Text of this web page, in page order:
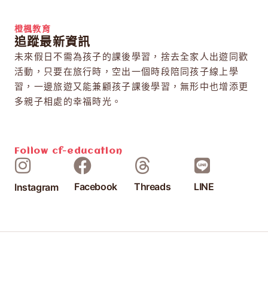
橙楓教育
追蹤最新資訊
未來假日不需為孩子的課後學習，捨去全家人出遊同歡
活動，只要在旅行時，空出一個時段陪同孩子線上學
習，一邊旅遊又能兼顧孩子課後學習，無形中也增添更
多親子相處的幸福時光。
Follow cf-education
Instagram Facebook Threads LINE